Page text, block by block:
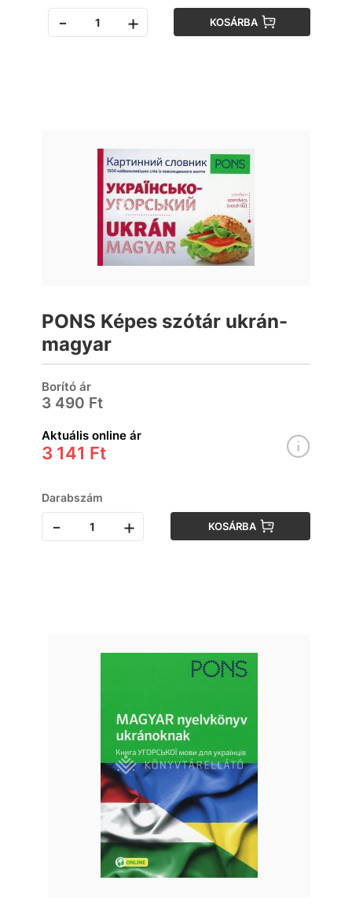
- + KOSÁRBA
PONS Képes szótár ukrán-
magyar
Borító ár
3 490 Ft
Aktuális online ár
3 141 Ft
Darabszám
- + KOSÁRBA